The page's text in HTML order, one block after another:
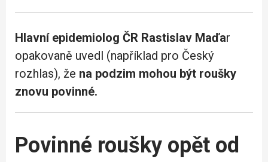
Hlavní epidemiolog ČR Rastislav Maďar
opakovaně uvedl (například pro Český
rozhlas), že na podzim mohou být roušky
znovu povinné.
Povinné roušky opět od